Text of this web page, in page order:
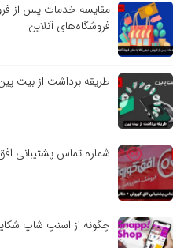
مقایسه خدمات پس از
فروشگاه‌های آنلاین
طریقه برداشت از بیت
شماره تماس پشتیبانی
چگونه از اسنپ شاپ